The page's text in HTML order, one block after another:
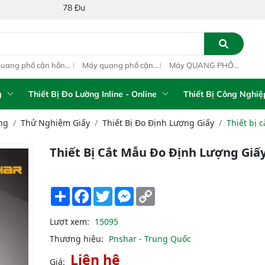
78 Đường Số 1A, Khu Phố 4, Phường Bình Tân, Thành phố Hồ
phổ cận hồng
Máy quang phổ cận
NIR Analyzer
Máy QUANG PHỔ
Vista-R
Thiết Bị Đo Lường Inline - Online Thiết Bị Công
Thử Nghiệm Giấy Thiết Bị Đo Định Lượng Giấy Thiết bị
Thiết Bị Cắt Mẫu Đo Định Lượng Giấy
Share Facebook
TwitterMessenger
Lượt xem: 15095
Thương hiệu: Pnshar - Trung Quốc
Giá: Liên hệ